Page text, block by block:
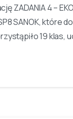
ZADANIA 4 –
SANOK, które
19 klas,